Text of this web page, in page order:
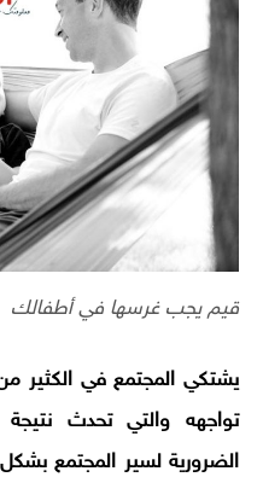
قيم يجب غرسها في أطفالك
يشتكي المجتمع في الكثير
تواجهه والتي تحدث
الضرورية لسير المجتمع